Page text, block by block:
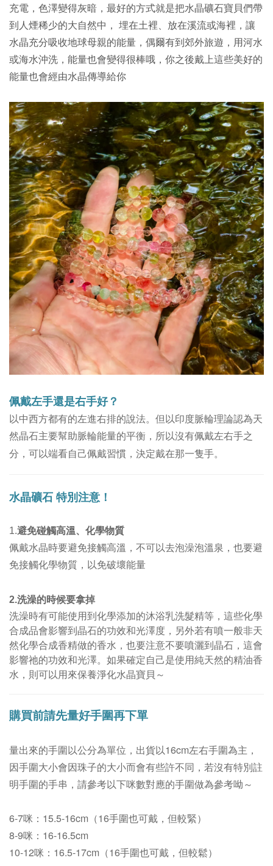
充電，色澤變得灰暗，最好的方式就是把水晶礦石寶貝們帶
到人煙稀少的大自然中， 埋在土裡、放在溪流或海裡，讓
水晶充分吸收地球母親的能量，偶爾有到郊外旅遊，用河水
或海水沖洗，能量也會變得很棒哦，你之後戴上這些美好的
能量也會經由水晶傳導給你
佩戴左手還是右手好？
以中西方都有的左進右排的說法。 但以印度脈輪理論認為天
然晶石主要幫助脈輪能量的平衡，所以沒有佩戴左右手之
分，可以端看自己佩戴習慣，決定戴在那一隻手。
水晶礦石特別注意！
1.避免碰觸高溫、化學物質
佩戴水晶時要避免接觸高溫，不可以去泡澡泡溫泉，也要避
免接觸化學物質，以免破壞能量
2.洗澡的時候要拿掉
洗澡時有可能使用到化學添加的沐浴乳洗髮精等，這些化學
合成品會影響到晶石的功效和光澤度，另外若有噴一般非天
然化學合成香精做的香水，也要注意不要噴灑到晶石，這會
影響祂的功效和光澤。 如果確定自己是使用純天然的精油香
水，則可以用來保養淨化水晶寶貝～
購買前請先量好手圍再下單
量出來的手圍以公分為單位， 出貨以16cm左右手圍為主 ，
因手圍大小會因珠子的大小而會有些許不同，若沒有特別註
明手圍的手串，請參考以下咪數對應的手圍做為參考呦～
6-7咪：15.5-16cm（16手圍也可戴，但較緊）
8-9咪：16-16.5cm
10-12咪：16.5-17cm（16手圍也可戴，但較鬆）